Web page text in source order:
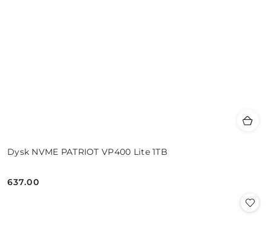
Dysk NVME PATRIOT VP400 Lite 1TB
Cena:
637.00